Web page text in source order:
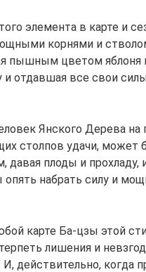
элемента в карте и
корнями и
пышным цветом яблоня
отдавшая все свои
Янского Дерева
столпов удачи,
плоды и прохладу,
опять набрать силу и
карте Ба-цзы этой
лишения и
действительно, когда